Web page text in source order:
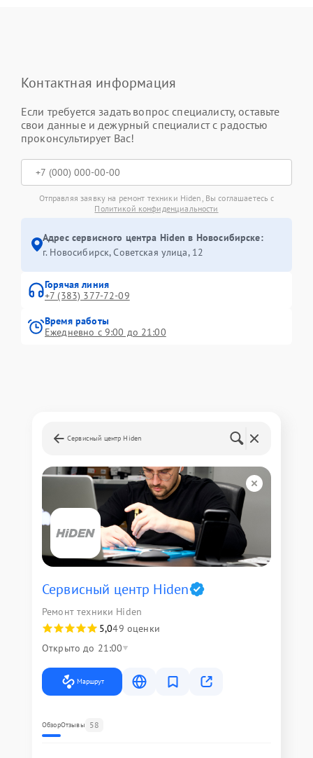
Контактная информация
Если требуется задать вопрос специалисту, оставьте
свои данные и дежурный специалист с радостью
проконсультирует Вас!
Отправляя заявку на ремонт техники Hiden, Вы соглашаетесь с
Политикой конфиденциальности
Адрес сервисного центра Hiden в Новосибирске:
г. Новосибирск, Советская улица, 12
Горячая линия
+7 (383) 377-72-09
Время работы
Ежедневно с 9:00 до 21:00
Сервисный центр Hiden
Сервисный центр Hiden
Ремонт техники Hiden
5,049 оценки
Открыто до 21:00
Маршрут
ОбзорОтзывы 58